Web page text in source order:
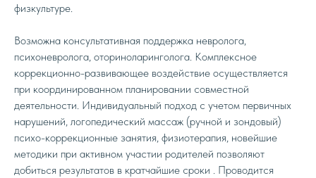
физкультуре.
Возможна консультативная поддержка невролога,
психоневролога, оториноларинголога. Комплексное
коррекционно-развивающее воздействие осуществляется
при координированном планировании совместной
деятельности. Индивидуальный подход с учетом первичных
нарушений, логопедический массаж (ручной и зондовый)
психо-коррекционные занятия, физиотерапия, новейшие
методики при активном участии родителей позволяют
добиться результатов в кратчайшие сроки . Проводится